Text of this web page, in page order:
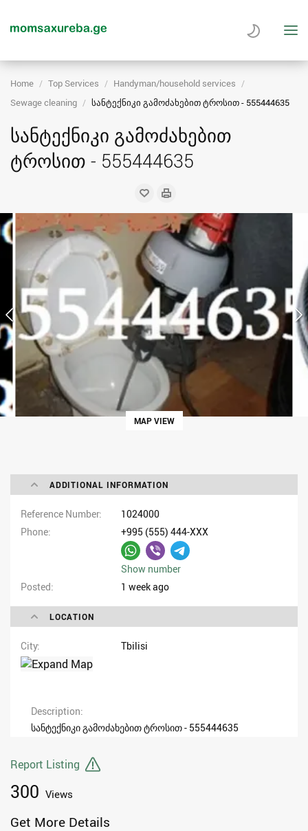
Home Top Services
Handyman/household services
Sewage cleaning
სანტექნიკი გამოძახებით ტროსით - 555444635
სანტექნიკი გამოძახებით
ტროსით - 555444635
MAP VIEW
ADDITIONAL INFORMATION
Reference Number
1024000
Phone
+995 (555) 444-XXX
Show number
Posted
1 week ago
LOCATION
City Tbilisi
Description
სანტექნიკი გამოძახებით ტროსით - 555444635
Report Listing
300 Views
Get More Details